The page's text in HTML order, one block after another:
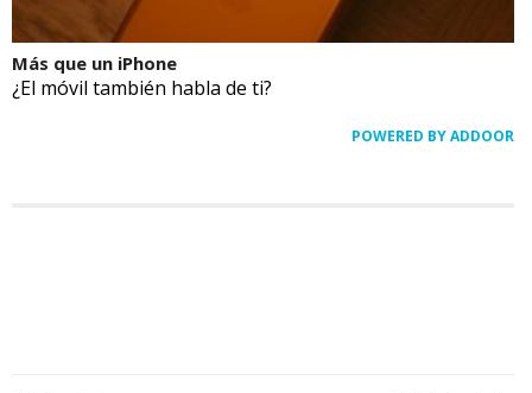
Más que un iPhone
¿El móvil también habla de ti?
POWERED BY ADDOOR